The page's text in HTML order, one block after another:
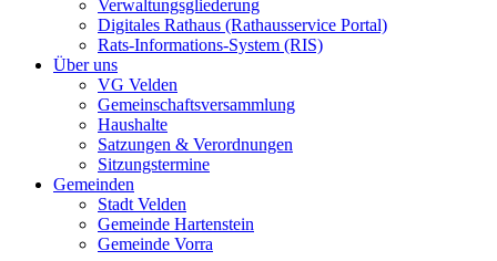
Verwaltungsgliederung
Digitales Rathaus (Rathausservice Portal)
Rats-Informations-System (RIS)
Über uns
VG Velden
Gemeinschaftsversammlung
Haushalte
Satzungen & Verordnungen
Sitzungstermine
Gemeinden
Stadt Velden
Gemeinde Hartenstein
Gemeinde Vorra